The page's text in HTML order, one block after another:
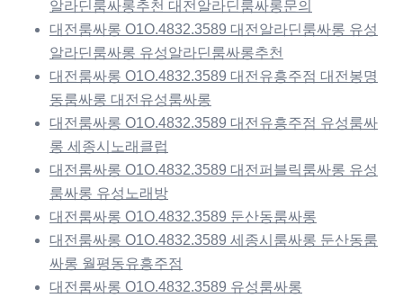
알라딘룸싸롱추천 대전알라딘룸싸롱문의
대전룸싸롱 O1O.4832.3589 대전알라딘룸싸롱 유성
알라딘룸싸롱 유성알라딘룸싸롱추천
대전룸싸롱 O1O.4832.3589 대전유흥주점 대전봉명
동룸싸롱 대전유성룸싸롱
대전룸싸롱 O1O.4832.3589 대전유흥주점 유성룸싸
롱 세종시노래클럽
대전룸싸롱 O1O.4832.3589 대전퍼블릭룸싸롱 유성
룸싸롱 유성노래방
대전룸싸롱 O1O.4832.3589 둔산동룸싸롱
대전룸싸롱 O1O.4832.3589 세종시룸싸롱 둔산동룸
싸롱 월평동유흥주점
대전룸싸롱 O1O.4832.3589 유성룸싸롱